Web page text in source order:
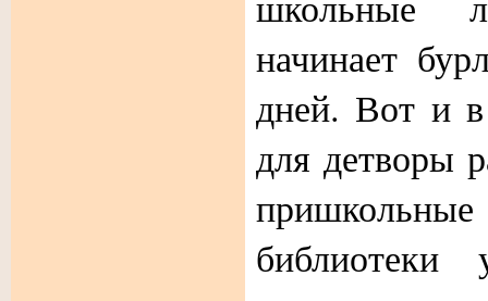
начинает
дней. Вот и
для детворы